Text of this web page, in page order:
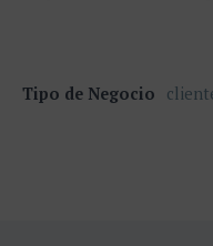
Tipo de Negocio